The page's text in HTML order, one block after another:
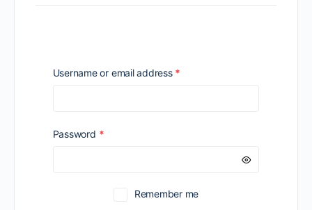
Username or email address *
Password *Required
Remember me